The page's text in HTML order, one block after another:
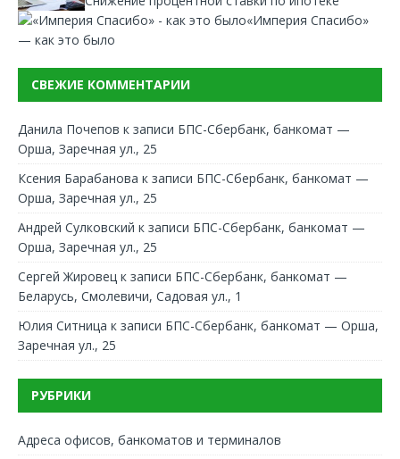
«Империя Спасибо»
— как это было
СВЕЖИЕ КОММЕНТАРИИ
Данила Почепов к записи БПС-Сбербанк, банкомат —
Орша, Заречная ул., 25
Ксения Барабанова к записи БПС-Сбербанк, банкомат —
Орша, Заречная ул., 25
Андрей Сулковский к записи БПС-Сбербанк, банкомат —
Орша, Заречная ул., 25
Сергей Жировец к записи БПС-Сбербанк, банкомат —
Беларусь, Смолевичи, Садовая ул., 1
Юлия Ситница к записи БПС-Сбербанк, банкомат — Орша,
Заречная ул., 25
РУБРИКИ
Адреса офисов, банкоматов и терминалов